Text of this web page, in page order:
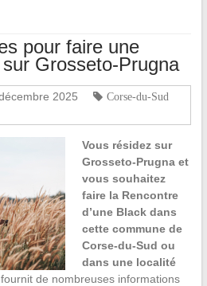
pour faire une
Grosseto-Prugna
2025
Corse-du-Sud
Vous résidez sur
Grosseto-Prugna et
vous souhaitez
faire la Rencontre
d’une Black dans
cette commune de
Corse-du-Sud ou
dans une localité
de nombreuses informations